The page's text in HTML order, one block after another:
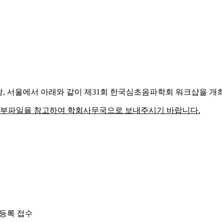
서울에서 아래와 같이 제31회 한국심초음파학회 워크샵을 개
파일을 참고하여 학회사무국으로 보내주시기 바랍니다.
록 접수